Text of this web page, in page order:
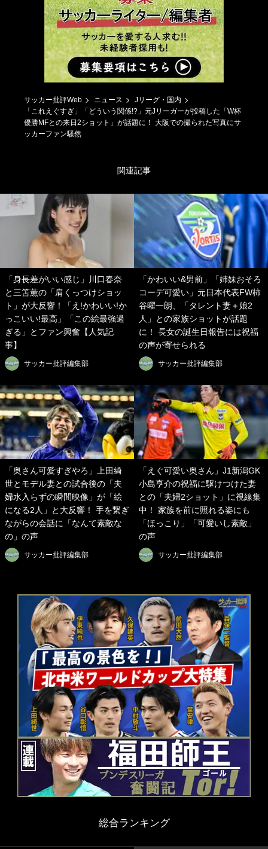
サッカー批評Web ニュース
Jリーグ・国内
「これえぐすぎ」「どういう関係!?」元Jリーガーが投稿した「W杯
優勝MFとの来日2ショット」が話題に！ 大阪での撮られた写真にサ
ッカーファン騒然
関連記事
「身長差がいい感じ」川口春奈
と三笘薫の「肩くっつけショッ
ト」が大反響！「え!かわいい!か
っこいい!最高」「この絵最強過
ぎる」とファン興奮【人気記
事】
サッカー批評編集部
「かわいい&男前」「姉妹おそろ
コーデ可愛い」元日本代表FW柿
谷曜一朗、「タレント妻＋娘2
人」との家族ショットが話題
に！ 長女の誕生日報告には祝福
の声が寄せられる
サッカー批評編集部
「奥さん可愛すぎやろ」上田綺
世とモデル妻との試合後の「夫
婦水入らずの瞬間映像」が「絵
になる2人」と大反響！ 手を繋ぎ
ながらの会話に「なんて素敵な
の」の声
サッカー批評編集部
「えぐ可愛い奥さん」J1新潟GK
小島亨介の祝福に駆けつけた妻
との「夫婦2ショット」に視線集
中！ 家族を前に照れる姿にも
「ほっこり」「可愛いし素敵」
の声
サッカー批評編集部
総合ランキング